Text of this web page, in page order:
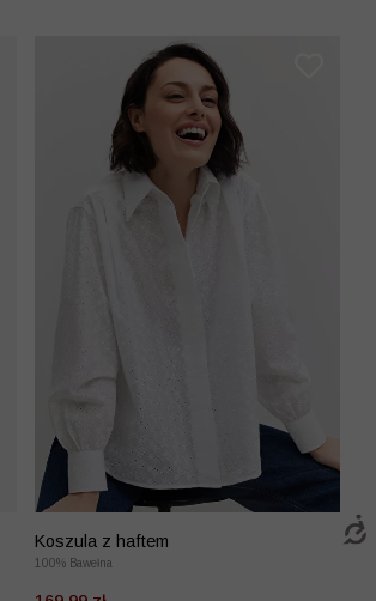
Koszula z haftem
100% Bawełna